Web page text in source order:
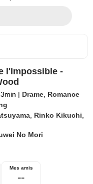
l'Impossible -
| Drame Romance
Rinko Kikuchi
No Mori
Mes amis
--